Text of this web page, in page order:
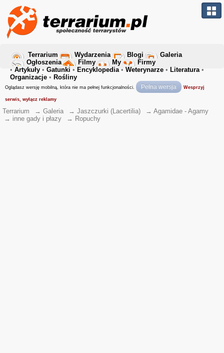
Terrarium Wydarzenia Blogi
Galeria
Ogłoszenia
Filmy My
Firmy
• Artykuły • Gatunki • Encyklopedia• Weterynarze • Literatura•
Organizacje • Rośliny
Oglądasz wersję mobilną, która nie ma pełnej funkcjonalności. Pełna wersja Wesprzyj
serwis, wyłącz reklamy
Terrarium → Galeria → Jaszczurki (Lacertilia) → Agamidae - Agamy
→ inne gady i płazy → Ropuchy